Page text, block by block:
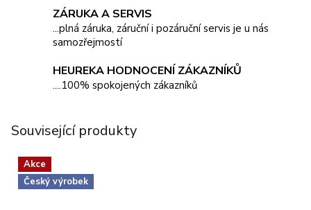
ZÁRUKA A SERVIS
...plná záruka, záruční i pozáruční servis je u nás
samozřejmostí
HEUREKA HODNOCENÍ ZÁKAZNÍKŮ
....100% spokojených zákazníků
Související produkty
Akce
Český výrobek